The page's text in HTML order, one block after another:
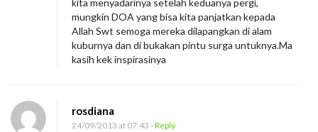
S
e
o
n
kita menyadarinya setelah keduanya pergi,
mungkin DOA yang bisa kita panjatkan kepada
Allah Swt semoga mereka dilapangkan di alam
kuburnya dan di bukakan pintu surga untuknya.Ma
kasih kek inspirasinya
rosdiana
24/09/2013 at 07:43 - Reply